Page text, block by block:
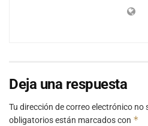
Deja una respuesta
Tu dirección de correo electrónico no
obligatorios están marcados con *